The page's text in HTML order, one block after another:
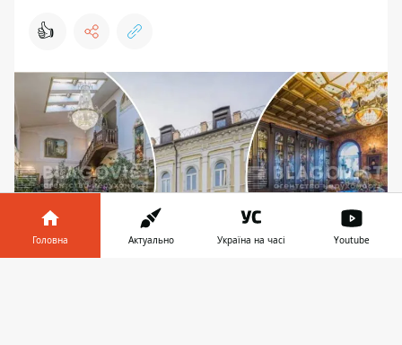
👍
Головна Актуально Україна на часі Youtube